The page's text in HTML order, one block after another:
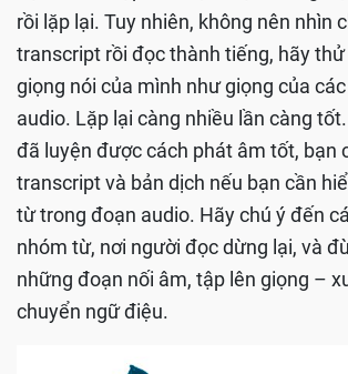
rồi lặp lại. Tuy nhiên, không nên nhìn
transcript rồi đọc thành tiếng, hãy
giọng nói của mình như giọng của
audio. Lặp lại càng nhiều lần càng
đã luyện được cách phát âm tốt, bạn
transcript và bản dịch nếu bạn cần
từ trong đoạn audio. Hãy chú ý đến
nhóm từ, nơi người đọc dừng lại, và
những đoạn nối âm, tập lên giọng –
chuyển ngữ điệu.